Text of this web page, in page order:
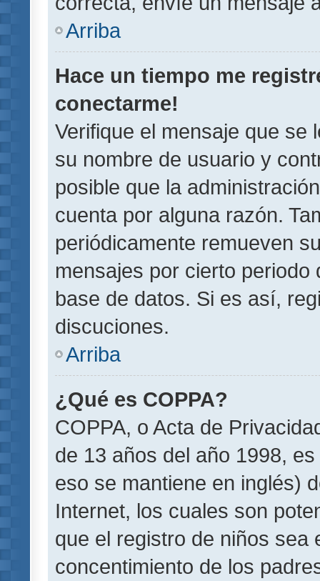
Arriba
Hace un tiempo me
conectarme!
Verifique el mensaje que se
su nombre de usuario y
posible que la
cuenta por alguna razón.
periódicamente remueven
mensajes por cierto
base de datos. Si es así,
discuciones.
Arriba
¿Qué es COPPA?
COPPA, o Acta de
de 13 años del año 1998,
eso se mantiene en inglés)
Internet, los cuales son
que el registro de niños sea
concentimiento de los